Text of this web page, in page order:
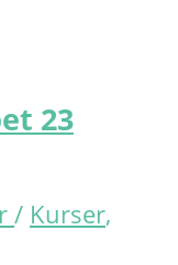
23
/ Kurser,